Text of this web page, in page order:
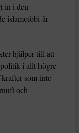
in i den
islamofobi är
hjälper till att
i allt högre
som inte
och